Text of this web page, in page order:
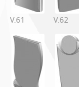
V.61 V.62